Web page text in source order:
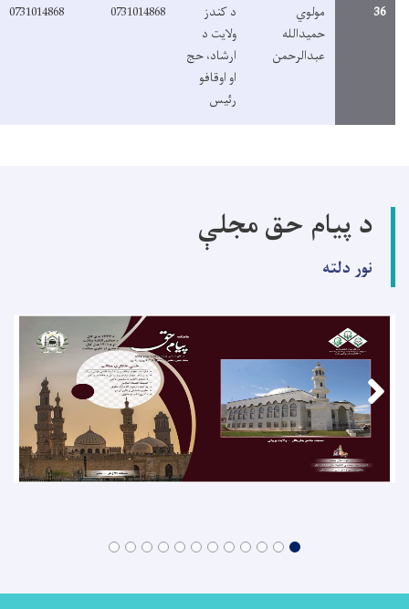
مولوي
حمیدالله
عبدالرحمن
د کندز
ولایت د
ارشاد، حج
او اوقافو
رئیس
0731014868
0731014868
د پیام حق مجلې
نور دلته